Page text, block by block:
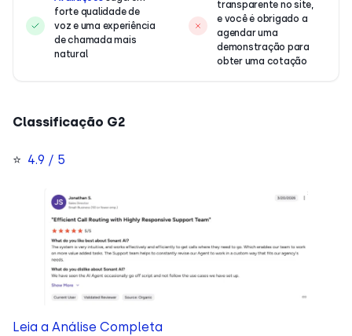
forte qualidade de
voz e uma experiência
de chamada mais
natural
transparente no site,
e você é obrigado a
agendar uma
demonstração para
obter uma cotação
Classificação G2
⭐ 4.9 / 5
Leia a Análise Completa